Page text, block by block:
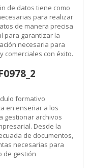
de datos tiene como
para realizar
de manera precisa
para garantizar la
necesaria para
comerciales con éxito.
formativo
en enseñar a los
gestionar archivos
Desde la
de documentos,
necesarias para
de gestión